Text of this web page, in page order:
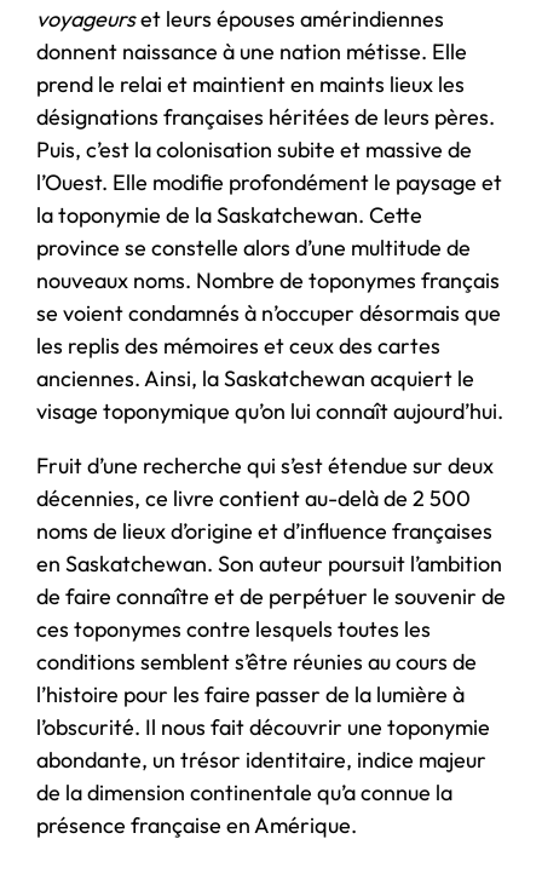
voyageurset leurs épouses amérindiennes
donnent naissance à une nation métisse. Elle
prend le relai et maintient en maints lieux les
désignations françaises héritées de leurs pères.
Puis, c’est la colonisation subite et massive de
l’Ouest. Elle modifie profondément le paysage et
la toponymie de la Saskatchewan. Cette
province se constelle alors d’une multitude de
nouveaux noms. Nombre de toponymes français
se voient condamnés à n’occuper désormais que
les replis des mémoires et ceux des cartes
anciennes. Ainsi, la Saskatchewan acquiert le
visage toponymique qu’on lui connaît aujourd’hui.
Fruit d’une recherche qui s’est étendue sur deux
décennies, ce livre contient au-delà de 2 500
noms de lieux d’origine et d’influence françaises
en Saskatchewan. Son auteur poursuit l’ambition
de faire connaître et de perpétuer le souvenir de
ces toponymes contre lesquels toutes les
conditions semblent s’être réunies au cours de
l’histoire pour les faire passer de la lumière à
l’obscurité. Il nous fait découvrir une toponymie
abondante, un trésor identitaire, indice majeur
de la dimension continentale qu’a connue la
présence française en Amérique.